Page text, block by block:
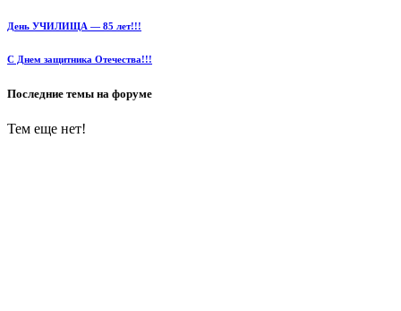
День УЧИЛИЩА — 85 лет!!!
С Днем защитника Отечества!!!
Последние темы на форуме
Тем еще нет!